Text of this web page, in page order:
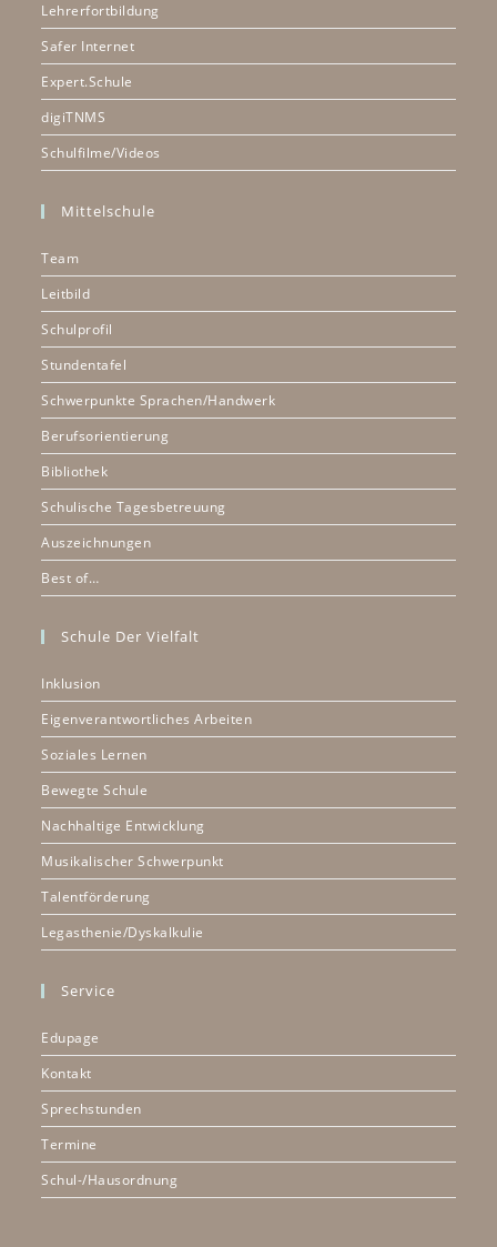
Lehrerfortbildung
Safer Internet
Expert.Schule
digiTNMS
Schulfilme/Videos
Mittelschule
Team
Leitbild
Schulprofil
Stundentafel
Schwerpunkte Sprachen/Handwerk
Berufsorientierung
Bibliothek
Schulische Tagesbetreuung
Auszeichnungen
Best of…
Schule Der Vielfalt
Inklusion
Eigenverantwortliches Arbeiten
Soziales Lernen
Bewegte Schule
Nachhaltige Entwicklung
Musikalischer Schwerpunkt
Talentförderung
Legasthenie/Dyskalkulie
Service
Edupage
Kontakt
Sprechstunden
Termine
Schul-/Hausordnung